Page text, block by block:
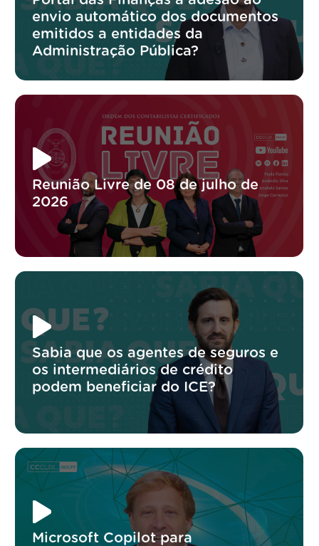
envio automático dos documentos
emitidos a entidades da
Administração Pública?
Reunião Livre de 08 de julho de
2026
Sabia que os agentes de seguros e
os intermediários de crédito
podem beneficiar do ICE?
Microsoft Copilot para